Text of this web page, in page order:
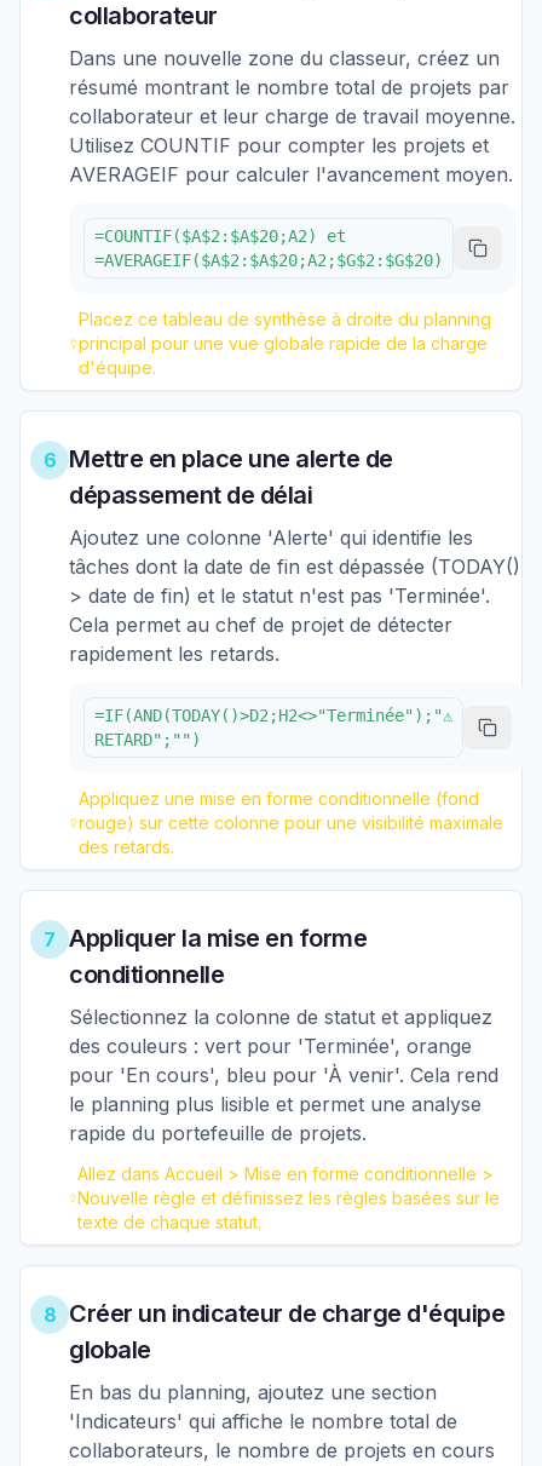
collaborateur
Dans une nouvelle zone du classeur, créez un
résumé montrant le nombre total de projets par
collaborateur et leur charge de travail moyenne.
Utilisez COUNTIF pour compter les projets et
AVERAGEIF pour calculer l'avancement moyen.
=COUNTIF($A$2:$A$20;A2) et
=AVERAGEIF($A$2:$A$20;A2;$G$2:$G$20)
Placez ce tableau de synthèse à droite du planning
principal pour une vue globale rapide de la charge
d'équipe.
6 Mettre en place une alerte de
dépassement de délai
Ajoutez une colonne 'Alerte' qui identifie les
tâches dont la date de fin est dépassée (TODAY()
> date de fin) et le statut n'est pas 'Terminée'.
Cela permet au chef de projet de détecter
rapidement les retards.
=IF(AND(TODAY()>D2;H2<>"Terminée");"⚠
RETARD";"")
Appliquez une mise en forme conditionnelle (fond
rouge) sur cette colonne pour une visibilité maximale
des retards.
7 Appliquer la mise en forme
conditionnelle
Sélectionnez la colonne de statut et appliquez
des couleurs : vert pour 'Terminée', orange
pour 'En cours', bleu pour 'À venir'. Cela rend
le planning plus lisible et permet une analyse
rapide du portefeuille de projets.
Allez dans Accueil > Mise en forme conditionnelle >
Nouvelle règle et définissez les règles basées sur le
texte de chaque statut.
8 Créer un indicateur de charge d'équipe
globale
En bas du planning, ajoutez une section
'Indicateurs' qui affiche le nombre total de
collaborateurs, le nombre de projets en cours